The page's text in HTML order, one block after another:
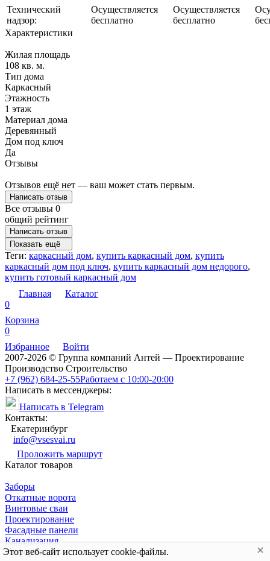
Технический
надзор:
Осуществляется
бесплатно
Осуществляется
бесплатно
Характеристики
Жилая площадь
108 кв. м.
Тип дома
Каркасный
Этажность
1 этаж
Материал дома
Деревянный
Дом под ключ
Да
Отзывы
Отзывов ещё нет — ваш может стать первым.
Написать отзыв
Все отзывы 0
общий рейтинг
Написать отзыв
Показать ещё
Теги: каркасный дом, купить каркасный дом, купить
каркасный дом под ключ, купить каркасный дом недорого,
купить готовый каркасный дом
Главная
Каталог
0
Корзина
0
Избранное
Войти
Этот веб-сайт использует cookie-файлы.
2007-2026 © Группа компаний Антей — Проектирование
Производство Строительство
+7 (962) 684-25-55Работаем с 10:00-20:00
Написать в мессенджеры:
Написать в Telegram
Контакты:
Екатеринбург
info@vsesvai.ru
Проложить маршрут
Каталог товаров
Заборы
Откатные ворота
Винтовые сваи
Проектирование
Фасадные панели
Канализация
Информация